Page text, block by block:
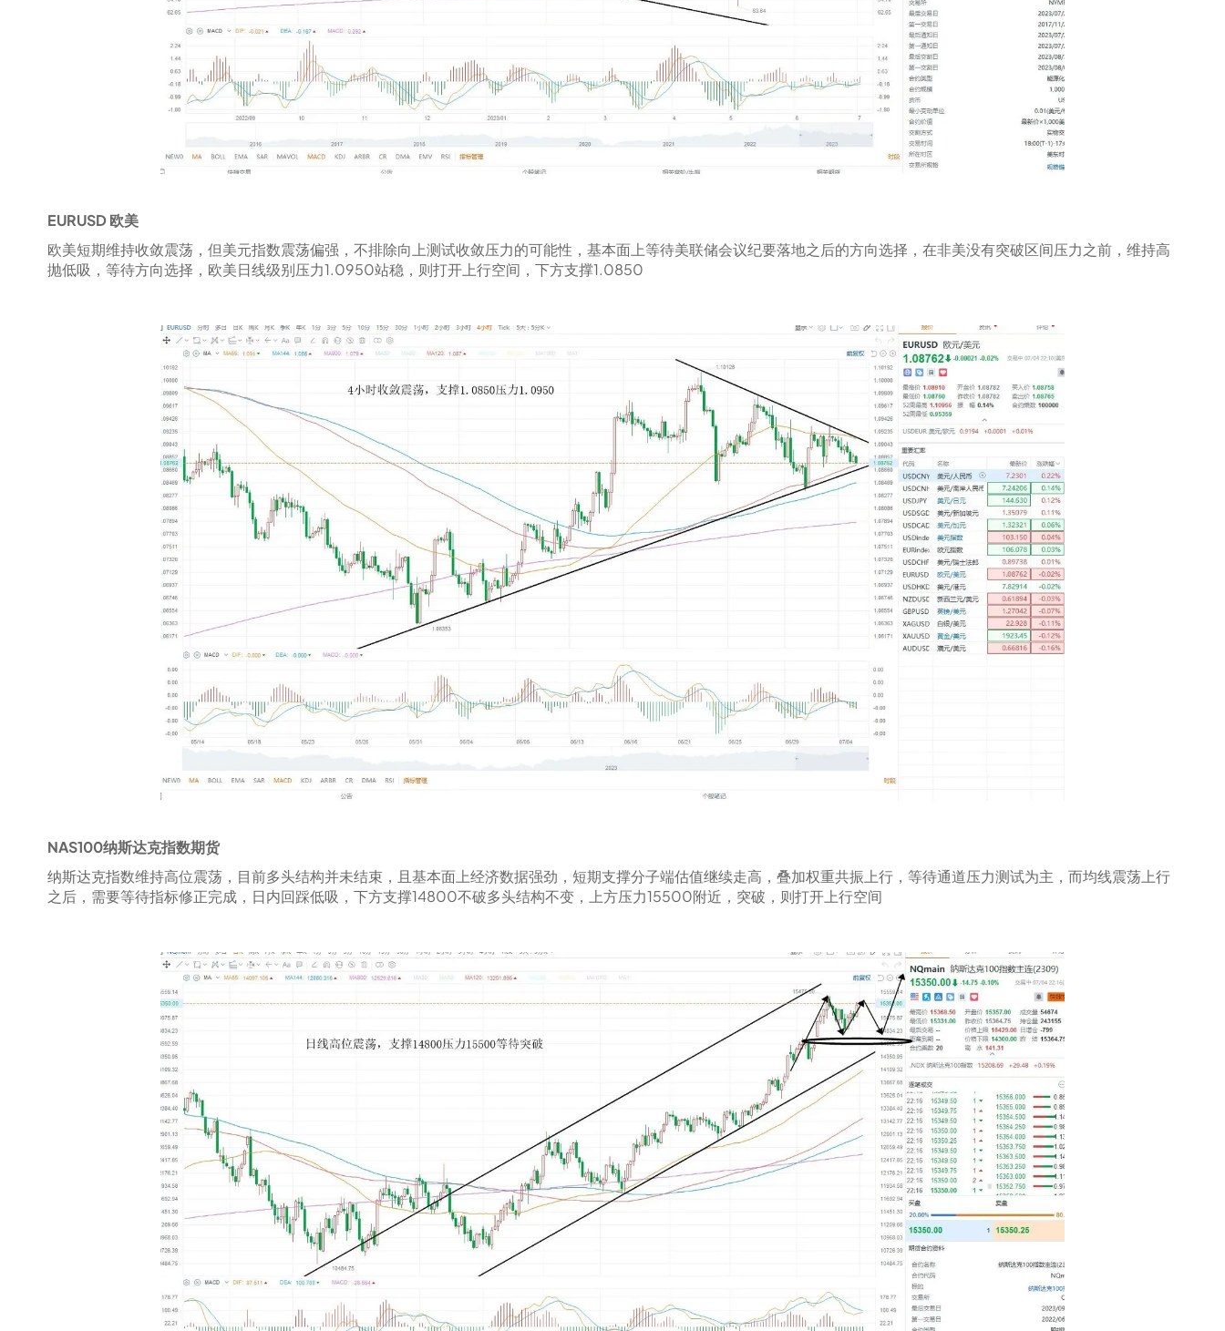
EURUSD 欧美
欧美短期维持收敛震荡，但美元指数震荡偏强，不排除向上测试收敛压力的可能性，基本面上等待美联储会议纪要落地之后的方向选择，在非美没有突破区间压力之前，维持高
抛低吸，等待方向选择，欧美日线级别压力1.0950站稳，则打开上行空间，下方支撑1.0850
NAS100纳斯达克指数期货
纳斯达克指数维持高位震荡，目前多头结构并未结束，且基本面上经济数据强劲，短期支撑分子端估值继续走高，叠加权重共振上行，等待通道压力测试为主，而均线震荡上行
之后，需要等待指标修正完成，日内回踩低吸，下方支撑14800不破多头结构不变，上方压力15500附近，突破，则打开上行空间